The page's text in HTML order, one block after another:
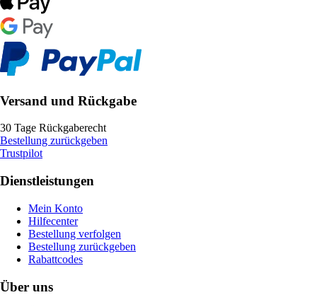
Versand und Rückgabe
30 Tage Rückgaberecht
Bestellung zurückgeben
Trustpilot
Dienstleistungen
Mein Konto
Hilfecenter
Bestellung verfolgen
Bestellung zurückgeben
Rabattcodes
Über uns